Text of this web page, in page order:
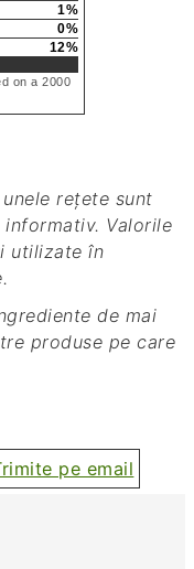
1%
0%
12%
on a 2000
Valorile
utilizate în
produse pe care
pe email